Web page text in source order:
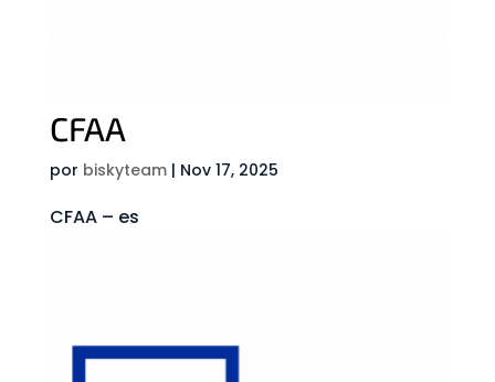
CFAA
por biskyteam| Nov 17, 2025
CFAA – es